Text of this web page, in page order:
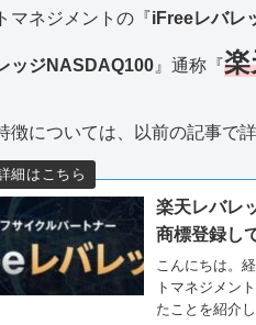
マネジメントの『iFreeレバレ
ッジNASDAQ100 』通称『
徴については、以前の記事で
楽天レバレ
商標登録し
こんにちは。
トマネジメン
たことを紹介